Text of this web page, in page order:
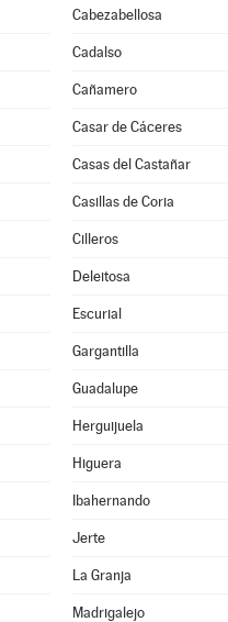
Cabezabellosa
Cadalso
Cañamero
Casar de Cáceres
Casas del Castañar
Casillas de Coria
Cilleros
Deleitosa
Escurial
Gargantilla
Guadalupe
Herguijuela
Higuera
Ibahernando
Jerte
La Granja
Madrigalejo